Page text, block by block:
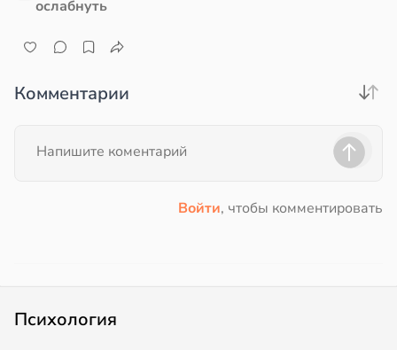
ослабнуть
Комментарии
Войти, чтобы комментировать
Психология